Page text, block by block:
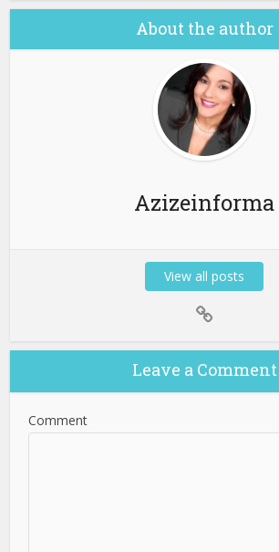
About the author
Azizeinforma
View all posts
Leave a Comment
Comment